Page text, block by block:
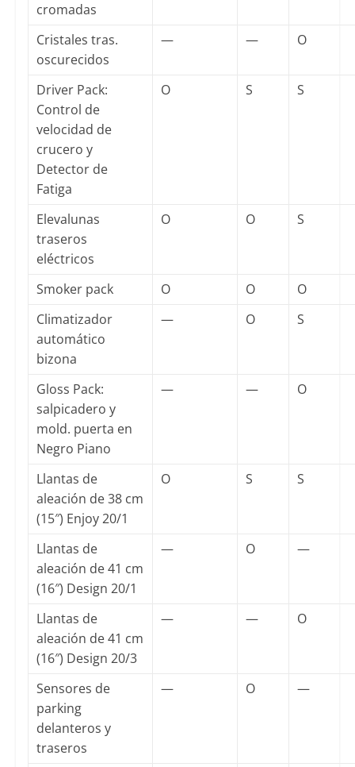
cromadas
Cristales tras.
oscurecidos
— — O
Driver Pack:
Control de
velocidad de
crucero y
Detector de
Fatiga
O S S
Elevalunas
traseros
eléctricos
O O S
Smoker pack O O
O
Climatizador
automático
bizona
— O S
Gloss Pack:
salpicadero y
mold. puerta en
Negro Piano
— — O
Llantas de
aleación de 38 cm
(15″) Enjoy 20/1
O S S
Llantas de
aleación de 41 cm
(16″) Design 20/1
— O —
Llantas de
aleación de 41 cm
(16″) Design 20/3
— — O
Sensores de
parking
delanteros y
traseros
— O —